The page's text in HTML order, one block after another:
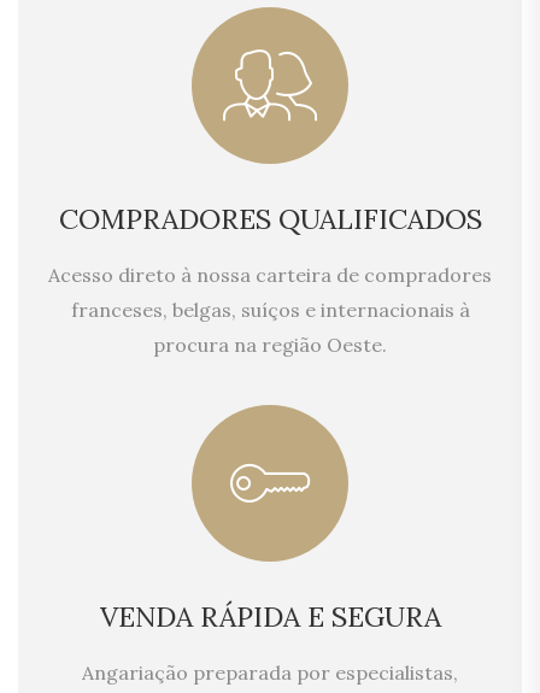
COMPRADORES QUALIFICADOS
Acesso direto à nossa carteira de compradores
franceses, belgas, suíços e internacionais à
procura na região Oeste.
VENDA RÁPIDA E SEGURA
Angariação preparada por especialistas,